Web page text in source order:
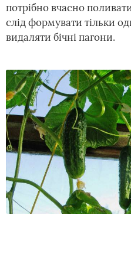
потрібно вчасно
слід формувати тільки
видаляти бічні пагони.